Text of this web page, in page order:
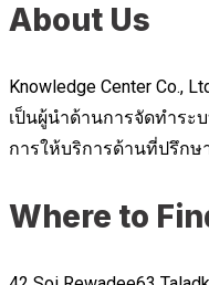
About Us
Knowledge Center Co.,
เป็นผู้นำด้านการจัดทำระ
การให้บริการด้านที่ปรึกษ
Where to